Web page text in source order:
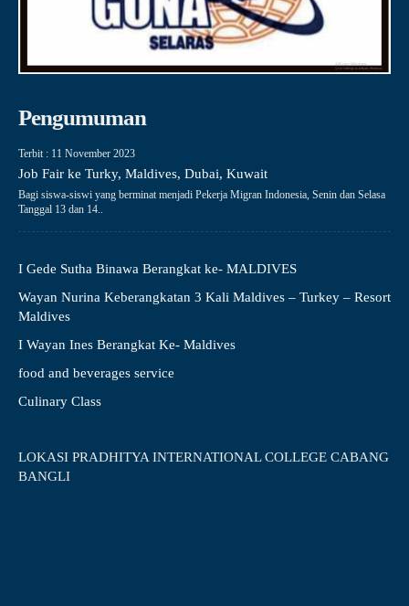
Pengumuman
Terbit : 11 November 2023
Job Fair ke Turky, Maldives, Dubai, Kuwait
Bagi siswa-siswi yang berminat menjadi Pekerja Migran Indonesia, Senin dan Selasa
Tanggal 13 dan 14..
I Gede Sutha Binawa Berangkat ke- MALDIVES
Wayan Nurina Keberangkatan 3 Kali Maldives – Turkey – Resort
Maldives
I Wayan Ines Berangkat Ke- Maldives
food and beverages service
Culinary Class
LOKASI PRADHITYA INTERNATIONAL COLLEGE CABANG
BANGLI